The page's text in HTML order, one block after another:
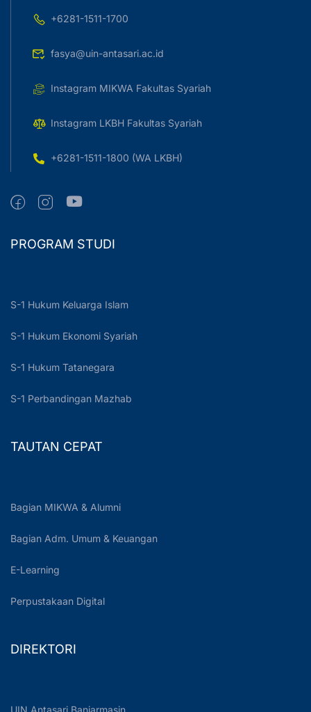
+6281-1511-1700
fasya@uin-antasari.ac.id
Instagram MIKWA Fakultas Syariah
Instagram LKBH Fakultas Syariah
+6281-1511-1800 (WA LKBH)
PROGRAM STUDI
S-1 Hukum Keluarga Islam
S-1 Hukum Ekonomi Syariah
S-1 Hukum Tatanegara
S-1 Perbandingan Mazhab
TAUTAN CEPAT
Bagian MIKWA & Alumni
Bagian Adm. Umum & Keuangan
E-Learning
Perpustakaan Digital
DIREKTORI
UIN Antasari Banjarmasin